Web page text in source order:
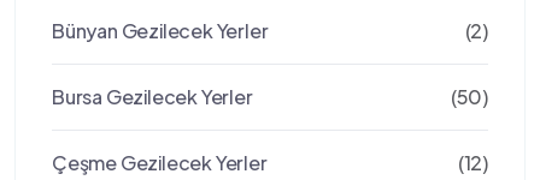
Bünyan Gezilecek Yerler (2)
Bursa Gezilecek Yerler (50)
Çeşme Gezilecek Yerler (12)